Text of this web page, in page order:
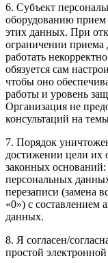
6. Субъект
оборудованию
этих данных. При
ограничении
работать
обязуется сам
чтобы оно
работы и уровень
Организация не
консультаций на
7. Порядок
достижении цели их
законных оснований:
персональных
перезаписи (замена
«0») с составлением
данных.
8. Я согласен/
простой